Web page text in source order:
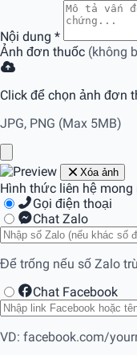
Nội dung *
Ảnh đơn thuốc (không
Click để chọn ảnh đơn
JPG, PNG (Max 5MB)
Xóa ảnh
Hình thức liên hệ mong
Gọi điện thoại
Chat Zalo
Để trống nếu số Zalo
Chat Facebook
VD: facebook.com/